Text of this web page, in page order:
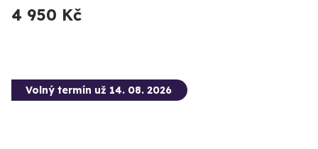
4 950 Kč
Volný termín už 14. 08. 2026